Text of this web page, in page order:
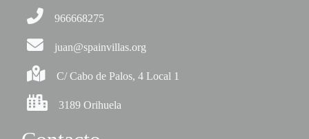
966668275
juan@spainvillas.org
C/ Cabo de Palos, 4 Local 1
3189 Orihuela